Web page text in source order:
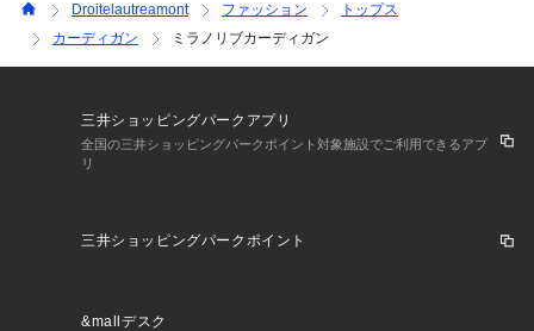
ございます。
※撮影状況や光の当たり具合により、色合いが異なって見える
場合がございます。
品のサイズは商品情報の実寸をご確認ください。
関連ワード：Droitelautreamont ドロワットロートレアモン レ
ク 無地 半袖
Droitelautreamont ファッション
トップス
カーディガン
ミラノリブカーディガン
三井ショッピングパークアプリ
全国の三井ショッピングパークポイント対象施設でご利用できるアプ
リ
三井ショッピングパークポイント
&mallデスク